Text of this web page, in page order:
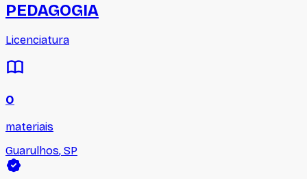
PEDAGOGIA
Licenciatura
0
materiais
Guarulhos, SP